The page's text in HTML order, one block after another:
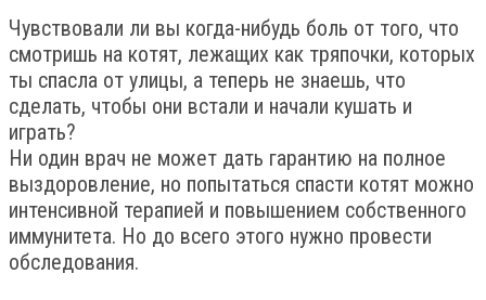
Чувствовали ли вы когда-нибудь боль от того, что
смотришь на котят, лежащих как тряпочки, которых
ты спасла от улицы, а теперь не знаешь, что
сделать, чтобы они встали и начали кушать и
играть?
Ни один врач не может дать гарантию на полное
выздоровление, но попытаться спасти котят можно
интенсивной терапией и повышением собственного
иммунитета. Но до всего этого нужно провести
обследования.